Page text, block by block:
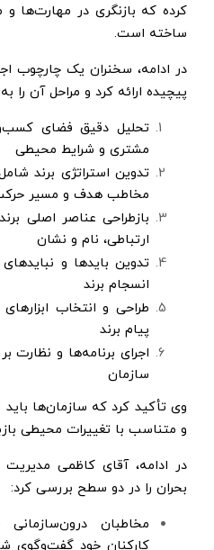
کرده که بازنگری در مهارت‌ها
ساخته است.
در ادامه، سخنران یک چارچوب
پیچیده ارائه کرد و مراحل آن را
تحلیل دقیق فضای
مشتری و شرایط محیطی
تدوین استراتژی برند
مخاطب هدف و مسیر
بازطراحی عناصر اصلی
ارتباطی، نام و نشان
تدوین بایدها و
انسجام برند
طراحی و انتخاب
پیام برند
اجرای برنامه‌ها و نظارت
سازمان
وی تأکید کرد که سازمان‌ها
و متناسب با تغییرات محیطی
در ادامه، آقای کاظمی مدیریت
بحران را در دو سطح بررسی کرد:
مخاطبان درون‌سازمانی